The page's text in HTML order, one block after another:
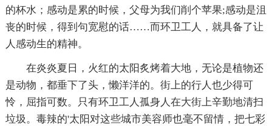
的杯水；感动是累的时候，父母为我们削个苹果;感动是沮
丧的时候，得到句宽慰的话……而环卫工人，就具备了让
人感动生的精神。
在炎炎夏日，火红的太阳炙烤着大地，无论是植物还
是动物，都垂下了头，懒洋洋的。街上的行人也少得可
怜，屈指可数。只有环卫工人孤身人在大街上辛勤地清扫
垃圾。毒辣的'太阳对这些城市美容师也毫不留情，把七彩